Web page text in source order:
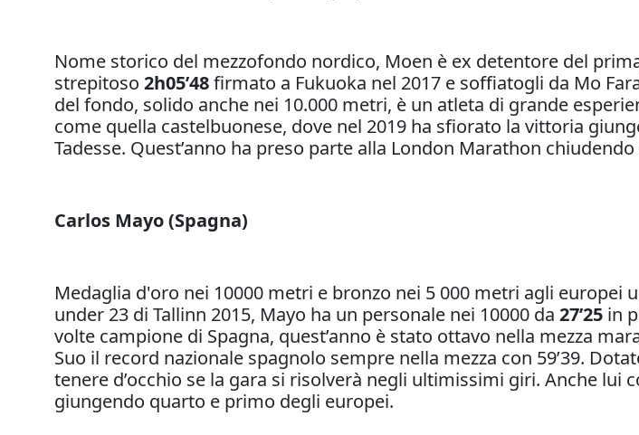
Nome storico del mezzofondo nordico, Moen è ex detentore del
strepitoso 2h05’48firmato a Fukuoka nel 2017 e soffiatogli da Mo
del fondo, solido anche nei 10.000 metri, è un atleta di grande
come quella castelbuonese, dove nel 2019 ha sfiorato la vittoria
Tadesse. Quest’anno ha preso parte alla London Marathon chiudendo
Carlos Mayo (Spagna)
Medaglia d'oro nei 10000 metri e bronzo nei 5 000 metri agli europei
under 23 di Tallinn 2015, Mayo ha un personale nei 10000 da 27’25 in
volte campione di Spagna, quest’anno è stato ottavo nella mezza
Suo il record nazionale spagnolo sempre nella mezza con 59’39.
tenere d’occhio se la gara si risolverà negli ultimissimi giri. Anche lui
giungendo quarto e primo degli europei.